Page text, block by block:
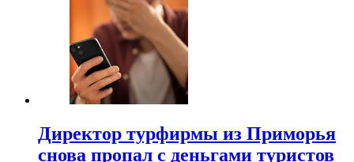
Директор турфирмы из Приморья
снова пропал с деньгами туристов